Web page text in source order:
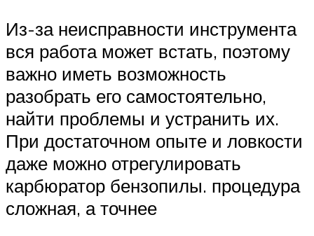
Из-за неисправности инструмента
вся работа может встать, поэтому
важно иметь возможность
разобрать его самостоятельно,
найти проблемы и устранить их.
При достаточном опыте и ловкости
даже можно отрегулировать
карбюратор бензопилы. процедура
сложная, а точнее